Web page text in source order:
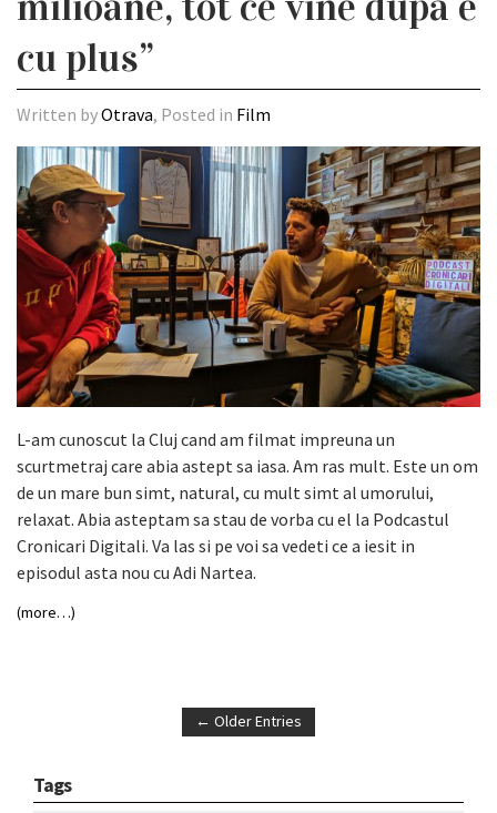
cu plus”
Written byOtrava, Posted in Film
L-am cunoscut la Cluj cand am filmat impreuna un
scurtmetraj care abia astept sa iasa. Am ras mult. Este un om
de un mare bun simt, natural, cu mult simt al umorului,
relaxat. Abia asteptam sa stau de vorba cu el la Podcastul
Cronicari Digitali. Va las si pe voi sa vedeti ce a iesit in
episodul asta nou cu Adi Nartea.
(more…)
← Older Entries
Tags